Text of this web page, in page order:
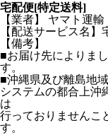
宅配便[特定送料]
【業者】 ヤマト運輸
【配送サービス名】
【備考】
■お届け先によりま
す。
■沖縄県及び離島地
システムの都合上沖
は
行っておりませんこ
す。